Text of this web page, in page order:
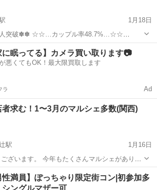
1月18日
人突破✽✽ ☆☆…カップル率48.7%…☆☆
★ 【ぽっちゃり＆みけぽ女性】と 【ぽちゃ
好き男性】限定パーティ ★゜･｡･｡･゜☆゜･｡･｡･゜★ ...
良駅 パーティー ぽっちゃり
に眠ってる】カメラ買い取ります📷
悪くてもOK！最大限買取します
ラ Ad
者求む！1〜3月のマルシェ多数(関西)
駅
1月16日
ざいます。 今年もたくさんマルシェがありま
談をさせていただき、マルシェの特長などをご
ヶ辻駅 パーティー マルシェ
性満員】ぽっちゃり限定街コン|初参加多
シングルマザー可